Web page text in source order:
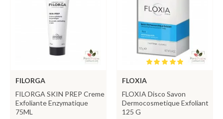
FILORGA
FILORGA SKIN PREP Creme
Exfoliante Enzymatique
75ML
FLOXIA
FLOXIA Disco Savon
Dermocosmetique Exfoliant
125 G